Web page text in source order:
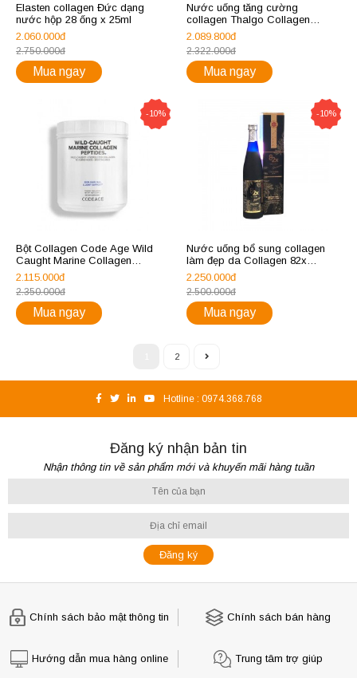
Elasten collagen Đức dạng
nước hộp 28 ống x 25ml
2.060.000đ
2.750.000đ
Mua ngay
Nước uống tăng cường
collagen Thalgo Collagen
10000mg
2.089.800đ
2.322.000đ
Mua ngay
-10%
Bột Collagen Code Age Wild
Caught Marine Collagen
Peptides Powder
2.115.000đ
2.350.000đ
Mua ngay
-10%
Nước uống bổ sung collagen
làm đẹp da Collagen 82x
Sakura Premium 500g
2.250.000đ
2.500.000đ
Mua ngay
2
Hotline : 0974.368.768
Đăng ký nhận bản tin
Nhận thông tin về sản phẩm mới và khuyến mãi hàng tuần
Chính sách bảo mật thông tin Chính sách bán hàng
Hướng dẫn mua hàng online Trung tâm trợ giúp